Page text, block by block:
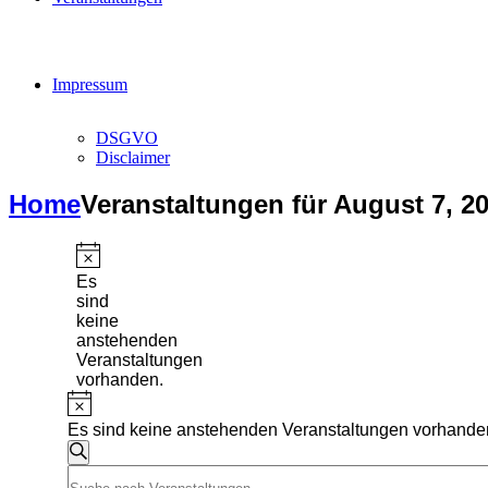
Impressum
DSGVO
Disclaimer
HomeVeranstaltungen für August 7,
Veranstaltungen
für
August
7,
2026
Hinweis
Es
sind
keine
anstehenden
Veranstaltungen
vorhanden.
Hinweis
Es sind keine anstehenden Veranstaltungen
Veranstaltungen
Suche